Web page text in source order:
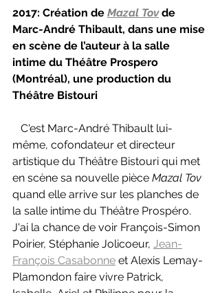
2017: Création de Mazal Tov de
Marc-André Thibault, dans une mise
en scène de l’auteur à la salle
intime du Théâtre Prospero
(Montréal), une production du
Théâtre Bistouri
même, cofondateur et directeur
artistique du Théâtre Bistouri qui met
en scène sa nouvelle pièce Mazal Tov
quand elle arrive sur les planches de
la salle intime du Théâtre Prospéro.
J'ai la chance de voir François-Simon
Poirier, Stéphanie Jolicoeur, Jean-
François Casabonne et Alexis Lemay-
Plamondon faire vivre Patrick,